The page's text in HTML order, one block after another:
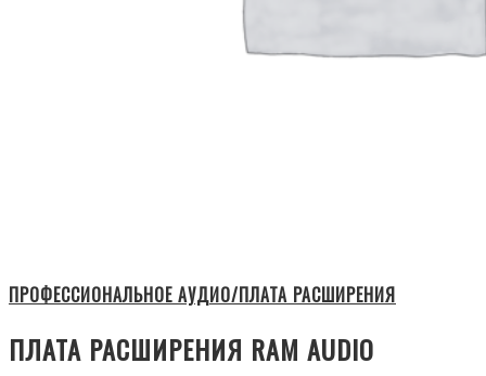
ПРОФЕССИОНАЛЬНОЕ АУДИО/ПЛАТА РАСШИРЕНИЯ
ПЛАТА РАСШИРЕНИЯ RAM AUDIO